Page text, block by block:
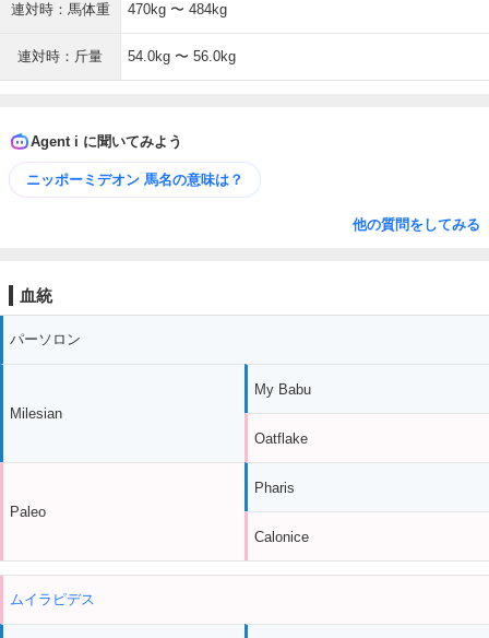
連対時：馬体重 470kg 〜 484kg
連対時：斤量 54.0kg 〜 56.0kg
Agent i に聞いてみよう
ニッポーミデオン 馬名の意味は？
他の質問をしてみる
血統
パーソロン
Milesian
Paleo
My Babu
Oatflake
Pharis
Calonice
ムイラピデス